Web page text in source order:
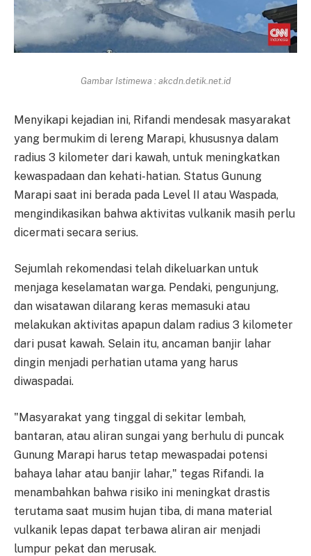
Gambar Istimewa : akcdn.detik.net.id
Menyikapi kejadian ini, Rifandi mendesak masyarakat
yang bermukim di lereng Marapi, khususnya dalam
radius 3 kilometer dari kawah, untuk meningkatkan
kewaspadaan dan kehati-hatian. Status Gunung
Marapi saat ini berada pada Level II atau Waspada,
mengindikasikan bahwa aktivitas vulkanik masih perlu
dicermati secara serius.
Sejumlah rekomendasi telah dikeluarkan untuk
menjaga keselamatan warga. Pendaki, pengunjung,
dan wisatawan dilarang keras memasuki atau
melakukan aktivitas apapun dalam radius 3 kilometer
dari pusat kawah. Selain itu, ancaman banjir lahar
dingin menjadi perhatian utama yang harus
diwaspadai.
"Masyarakat yang tinggal di sekitar lembah,
bantaran, atau aliran sungai yang berhulu di puncak
Gunung Marapi harus tetap mewaspadai potensi
bahaya lahar atau banjir lahar," tegas Rifandi. Ia
menambahkan bahwa risiko ini meningkat drastis
terutama saat musim hujan tiba, di mana material
vulkanik lepas dapat terbawa aliran air menjadi
lumpur pekat dan merusak.